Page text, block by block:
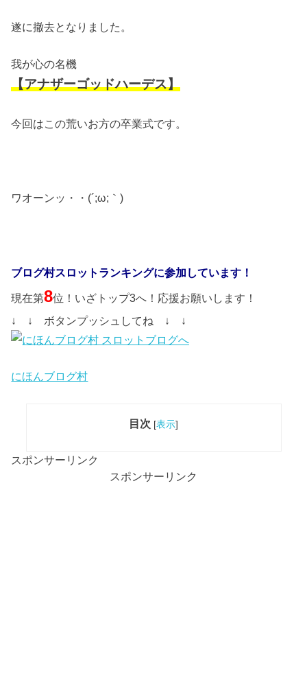
遂に撤去となりました。
我が心の名機
【アナザーゴッドハーデス】
今回はこの荒いお方の卒業式です。
ワオーンッ・・(´;ω;｀)
ブログ村スロットランキングに参加しています！
現在第8位！いざトップ3へ！応援お願いします！
↓ ↓ ボタンプッシュしてね ↓ ↓
にほんブログ村
目次 [表示]
スポンサーリンク
スポンサーリンク